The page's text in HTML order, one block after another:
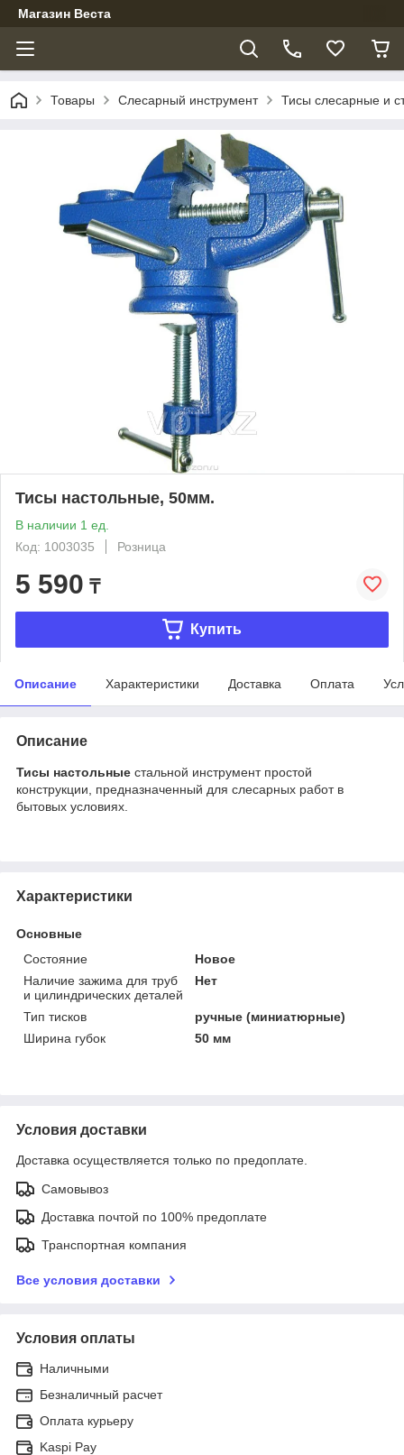
Магазин Веста
Товары Слесарный инструмент Тисы слесарные и
Тисы настольные, 50мм.
В наличии 1 ед.
Код: 1003035
Розница
5 590 ₸
Купить
Описание Характеристики Доставка Оплата
Описание
Тисы настольные стальной инструмент простой
конструкции, предназначенный для слесарных работ в
бытовых условиях.
Характеристики
Основные
Состояние
Новое
Наличие зажима для труб
и цилиндрических деталей
Нет
Тип тисков
ручные (миниатюрные)
Ширина губок
50 мм
Условия доставки
Доставка осуществляется только по предоплате.
Самовывоз
Доставка почтой по 100% предоплате
Транспортная компания
Все условия доставки
Условия оплаты
Наличными
Безналичный расчет
Оплата курьеру
Kaspi Pay